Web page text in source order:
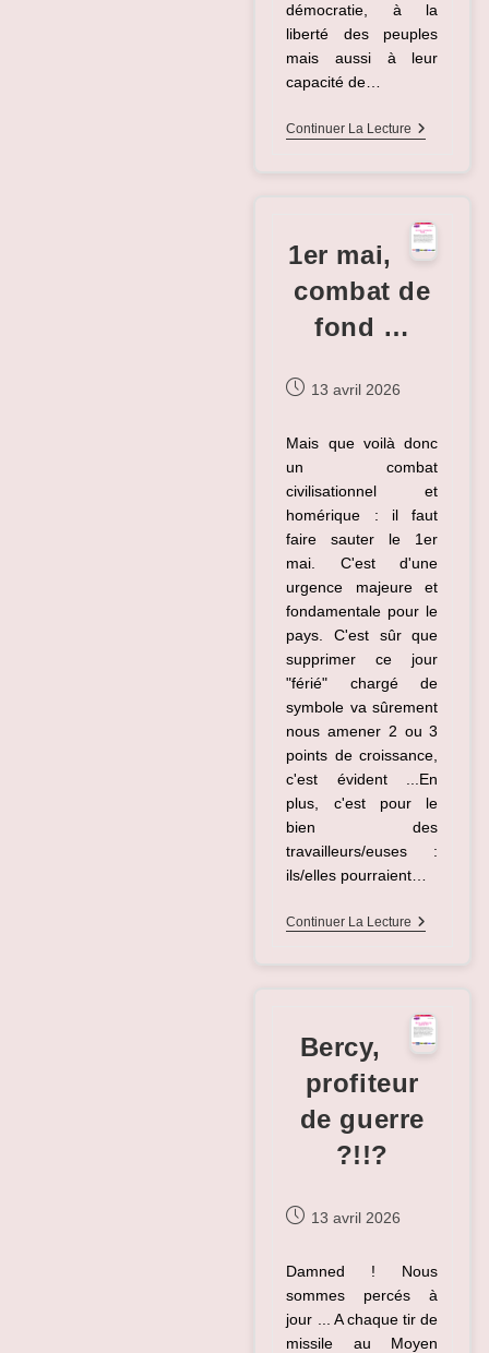
démocratie, à la
liberté des peuples
mais aussi à leur
capacité de…
Continuer La Lecture Comité
–
FINANCES
1er mai,
combat de
fond …
Publication
13 avril 2026
Mais que voilà donc
un combat
civilisationnel et
homérique : il faut
faire sauter le 1er
mai. C'est d'une
urgence majeure et
fondamentale pour le
pays. C'est sûr que
supprimer ce jour
"férié" chargé de
symbole va sûrement
nous amener 2 ou 3
points de croissance,
c'est évident ...En
plus, c'est pour le
bien des
travailleurs/euses :
ils/elles pourraient…
Continuer La Lecture 1er
Bercy,
profiteur
de guerre
?!!?
Publication
13 avril 2026
Damned ! Nous
sommes percés à
jour ... A chaque tir de
missile au Moyen